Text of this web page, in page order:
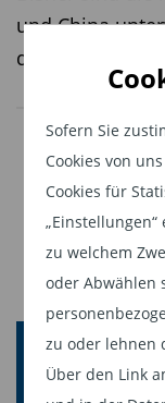
Sofern Sie
Cookies von
Cookies für
zu welchem
oder Abwählen
zu oder lehnen
Über den Link
und China
diesem Jahr vor
Inside